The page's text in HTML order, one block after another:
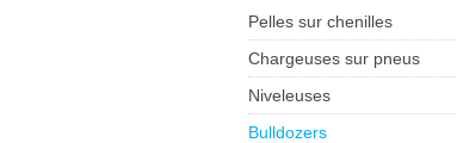
Pelles sur chenilles
Chargeuses sur pneus
Niveleuses
Bulldozers